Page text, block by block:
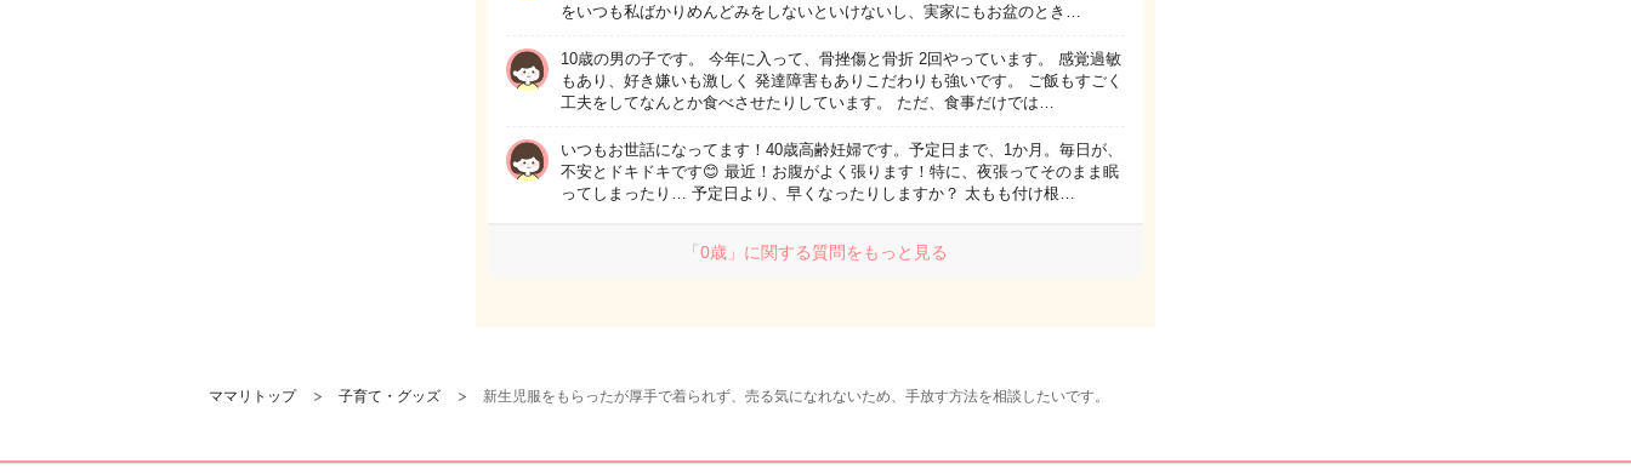
をいつも私ばかりめんどみをしないといけないし、実家にもお盆のとき…
10歳の男の子です。 今年に入って、骨挫傷と骨折 2回やっています。 感覚過敏
もあり、好き嫌いも激しく 発達障害もありこだわりも強いです。 ご飯もすごく
工夫をしてなんとか食べさせたりしています。 ただ、食事だけでは…
いつもお世話になってます！40歳高齢妊婦です。予定日まで、1か月。毎日が、
不安とドキドキです😊 最近！お腹がよく張ります！特に、夜張ってそのまま眠
ってしまったり… 予定日より、早くなったりしますか？ 太もも付け根…
「0歳」に関する質問をもっと見る
ママリトップ 子育て・グッズ 新生児服をもらったが厚手で着られず、売る気になれないため、手放す方法を相談したいです。